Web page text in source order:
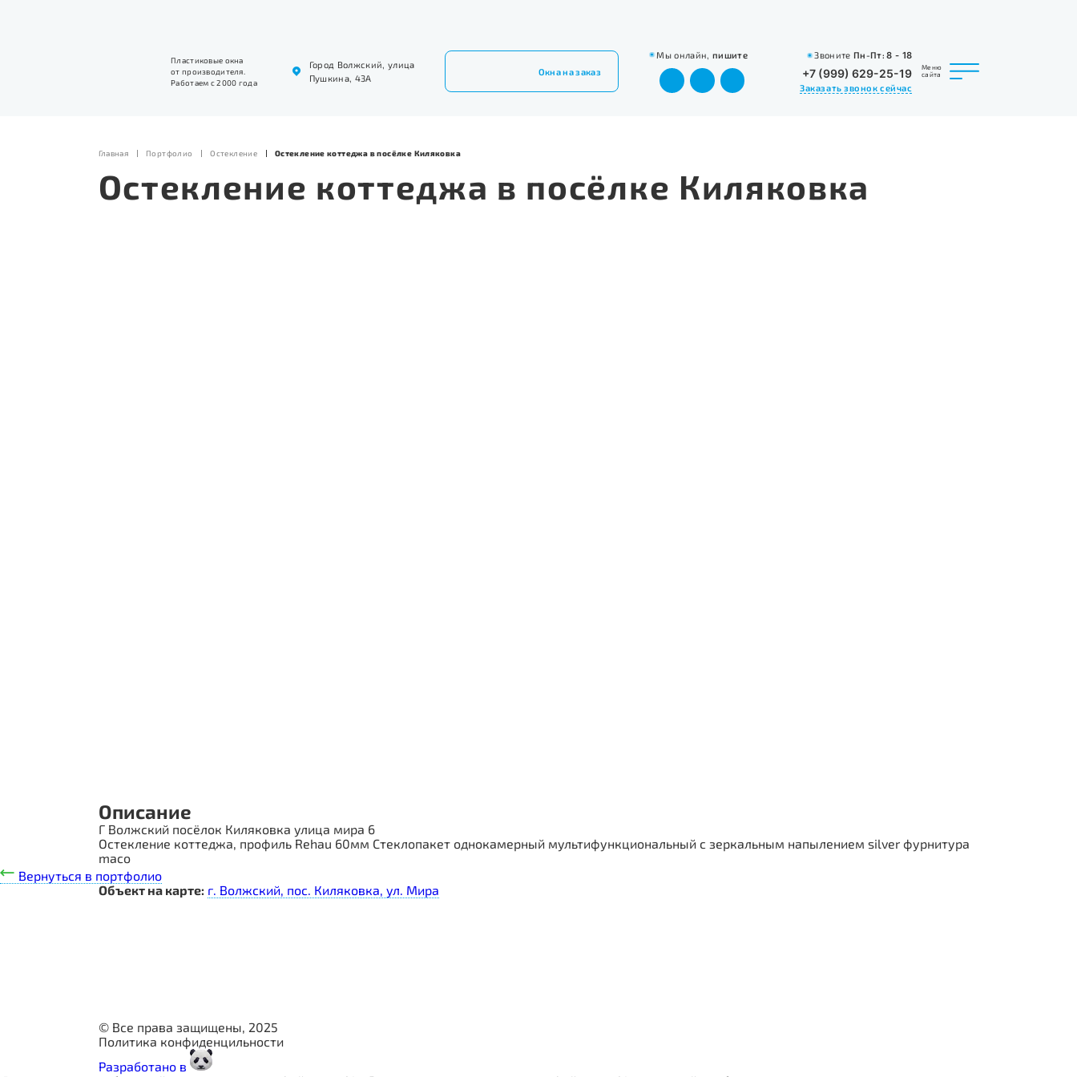
Пластиковые окна
от производителя.
Работаем с 2000 года
Город Волжский, улица
Пушкина, 43А
Окна на заказ
Мы онлайн,пишите ЗвонитеПн-Пт:8 - 18
+7 (999) 629-25-19
Заказать звонок сейчас
Меню
сайта
Главная Портфолио Остекление Остекление коттеджа в посёлке Киляковка
Остекление коттеджа в посёлке Киляковка
Описание
Г Волжский посёлок Киляковка улица мира 6
Остекление коттеджа, профиль Rehau 60мм Стеклопакет однокамерный мультифункциональный с зеркальным напылением silver фурнитура
maco
Вернуться в портфолио
Объект на карте: г. Волжский, пос. Киляковка, ул. Мира
© Все права защищены, 2025
Политика конфиденцильности
Разработано в